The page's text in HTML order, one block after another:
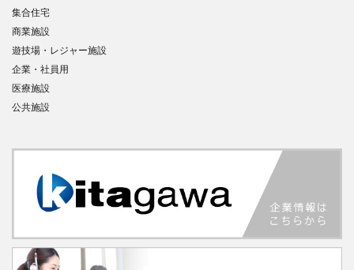
集合住宅
商業施設
遊技場・レジャー施設
企業・社員用
医療施設
公共施設